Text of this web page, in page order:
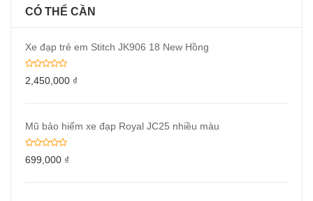
CÓ THỂ CẦN
Xe đạp trẻ em Stitch JK906 18 New Hồng
2,450,000 ₫
Mũ bảo hiểm xe đạp Royal JC25 nhiều màu
699,000 ₫